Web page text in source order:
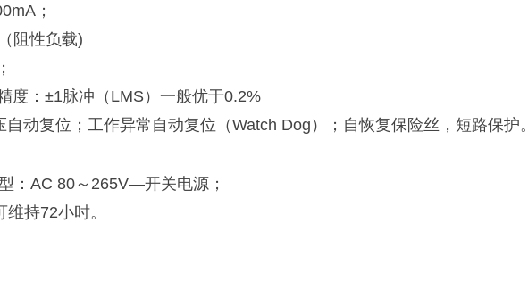
；
阻性负载)
；
度： ±1脉冲（LMS）一般优于0.2%
自动复位 ； 工作异常自动复位（Watch Dog）
；自恢复保险丝，短路保护。
： AC 80～265V—开关电源 ；
持72小时。